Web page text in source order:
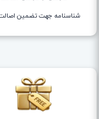
شناسنامه جهت تضمین اصالت